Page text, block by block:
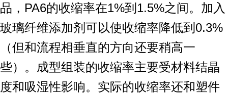
品，PA6的收缩率在1%到1.5%之间。加入
玻璃纤维添加剂可以使收缩率降低到0.3%
（但和流程相垂直的方向还要稍高一
些）。成型组装的收缩率主要受材料结晶
度和吸湿性影响。实际的收缩率还和塑件